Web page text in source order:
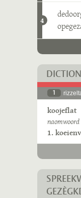
4
1
koojeflat
naomwoord
1.